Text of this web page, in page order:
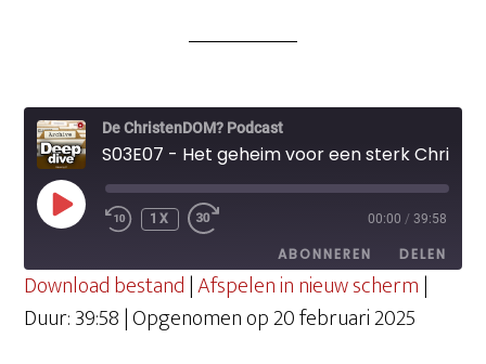
De ChristenDOM? Podcast
PLAY
EPISODE
1X 00:00 / 39:58
ABONNEREN DELEN
Apple Podcasts Overcast
DELEN
Download bestand|Afspelen in nieuw scherm|
Duur: 39:58|Opgenomen op 20 februari 2025